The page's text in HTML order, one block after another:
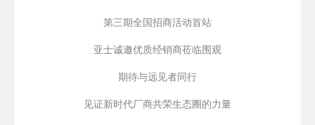
第三期全国招商活动首站
亚士诚邀优质经销商莅临围观
期待与远见者同行
见证新时代厂商共荣生态圈的力量